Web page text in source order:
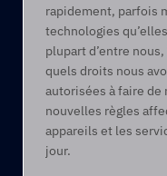
rapidement, parfois
technologies
plupart d’entre
quels droits nous
autorisées à faire
nouvelles règles
appareils et les
jour.